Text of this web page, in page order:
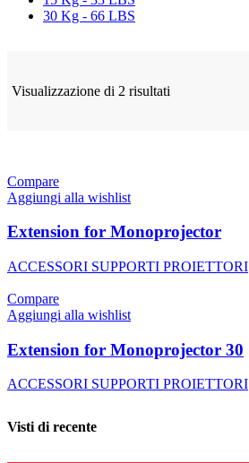
30 Kg - 66 LBS
Visualizzazione di 2 risultati
Compare
Aggiungi alla wishlist
Extension for Monoprojector
ACCESSORI SUPPORTI PROIETTORI
Compare
Aggiungi alla wishlist
Extension for Monoprojector 30
ACCESSORI SUPPORTI PROIETTORI
Visti di recente